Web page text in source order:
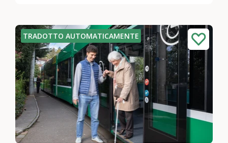
TRADOTTO AUTOMATICAMENTE